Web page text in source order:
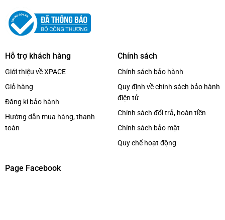
Hỗ trợ khách hàng
Giới thiệu về XPACE
Giỏ hàng
Đăng kí bảo hành
Hướng dẫn mua hàng, thanh
toán
Chính sách
Chính sách bảo hành
Quy định về chính sách bảo hành
điện tử
Chính sách đổi trả, hoàn tiền
Chính sách bảo mật
Quy chế hoạt động
Page Facebook